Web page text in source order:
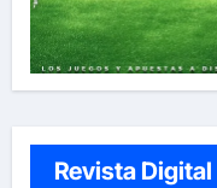
Revista